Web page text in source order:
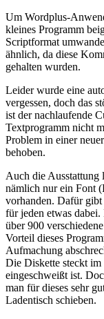
Um Wordplus-
kleines Programm
Scriptformat
ähnlich, da diese
gehalten wurden.
Leider wurde eine
vergessen, doch das
ist der nachlaufende
Textprogramm nicht
Problem in einer
behoben.
Auch die Ausstattung
nämlich nur ein Font
vorhanden. Dafür gibt
für jeden etwas
über 900
Vorteil dieses
Aufmachung
Die Diskette steckt
eingeschweißt ist.
man für dieses sehr
Ladentisch schieben.